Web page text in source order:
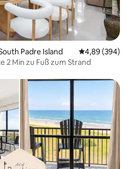
Padre Island
4,89 (394)
2 Min zu Fuß zum Strand